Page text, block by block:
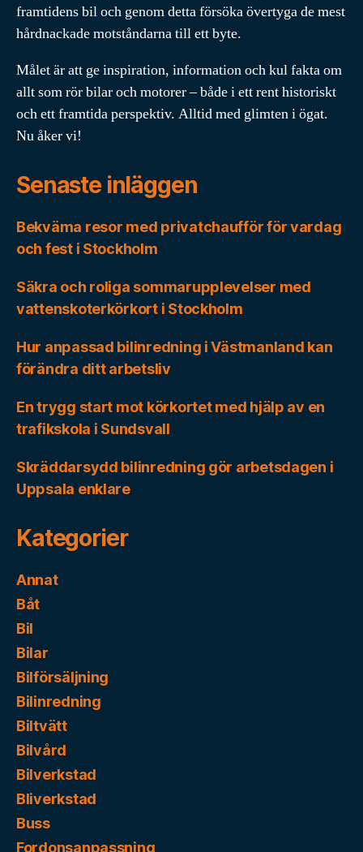
framtidens bil och genom detta försöka övertyga de mest
hårdnackade motståndarna till ett byte.
Målet är att ge inspiration, information och kul fakta om
allt som rör bilar och motorer – både i ett rent historiskt
och ett framtida perspektiv. Alltid med glimten i ögat.
Nu åker vi!
Senaste inläggen
Bekväma resor med privatchaufför för vardag
och fest i Stockholm
Säkra och roliga sommarupplevelser med
vattenskoterkörkort i Stockholm
Hur anpassad bilinredning i Västmanland kan
förändra ditt arbetsliv
En trygg start mot körkortet med hjälp av en
trafikskola i Sundsvall
Skräddarsydd bilinredning gör arbetsdagen i
Uppsala enklare
Kategorier
Annat
Båt
Bil
Bilar
Bilförsäljning
Bilinredning
Biltvätt
Bilvård
Bilverkstad
Bliverkstad
Buss
Fordonsanpassning